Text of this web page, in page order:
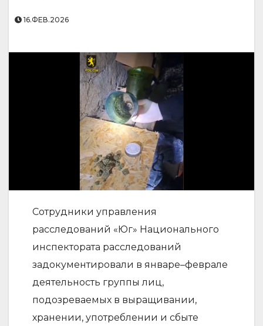
16.ФЕВ.2026
Сотрудники управления
расследований «Юг» Национального
инспектората расследований
задокументировали в январе–феврале
деятельность группы лиц,
подозреваемых в выращивании,
хранении, употреблении и сбыте